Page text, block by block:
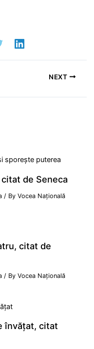
NEXT
de Seneca
/ ByVocea Națională
citat de
/ ByVocea Națională
învățat, citat